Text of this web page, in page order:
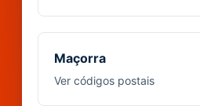
Maçorra
Ver códigos postais